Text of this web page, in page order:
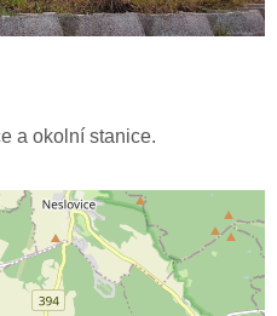
a okolní stanice.